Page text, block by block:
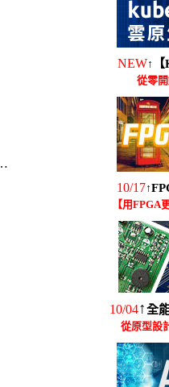
NEW↑
從零
10/17↑
【用FPGA
10/04↑全
從原型設